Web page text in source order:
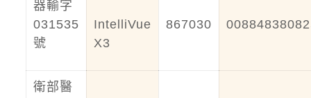
器輸字
031535
號
IntelliVue
X3
867030
衛部醫